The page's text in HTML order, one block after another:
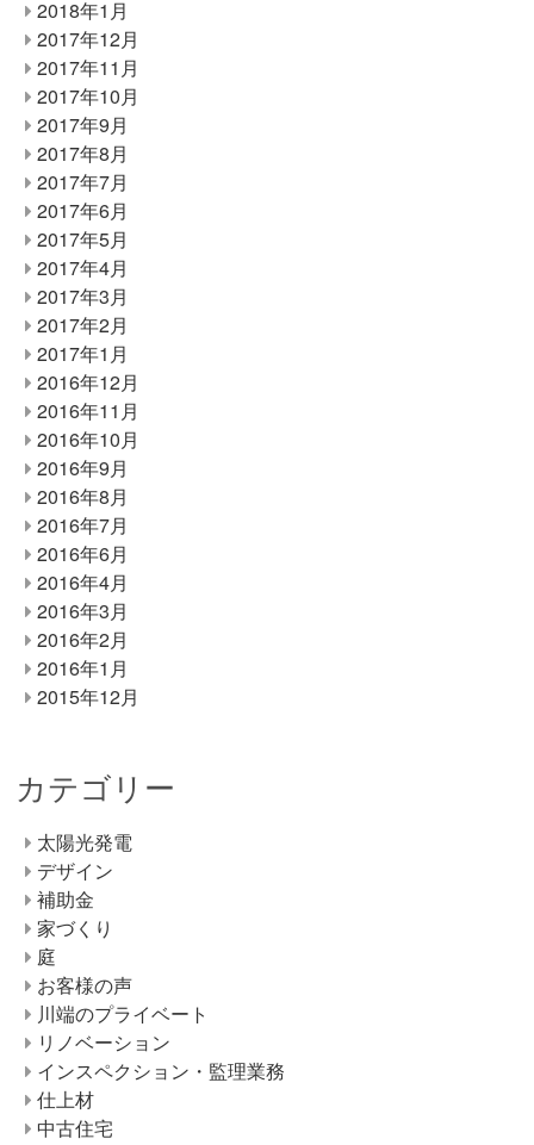
2018年1月
2017年12月
2017年11月
2017年10月
2017年9月
2017年8月
2017年7月
2017年6月
2017年5月
2017年4月
2017年3月
2017年2月
2017年1月
2016年12月
2016年11月
2016年10月
2016年9月
2016年8月
2016年7月
2016年6月
2016年4月
2016年3月
2016年2月
2016年1月
2015年12月
カテゴリー
太陽光発電
デザイン
補助金
家づくり
庭
お客様の声
川端のプライベート
リノベーション
インスペクション・監理業務
仕上材
中古住宅